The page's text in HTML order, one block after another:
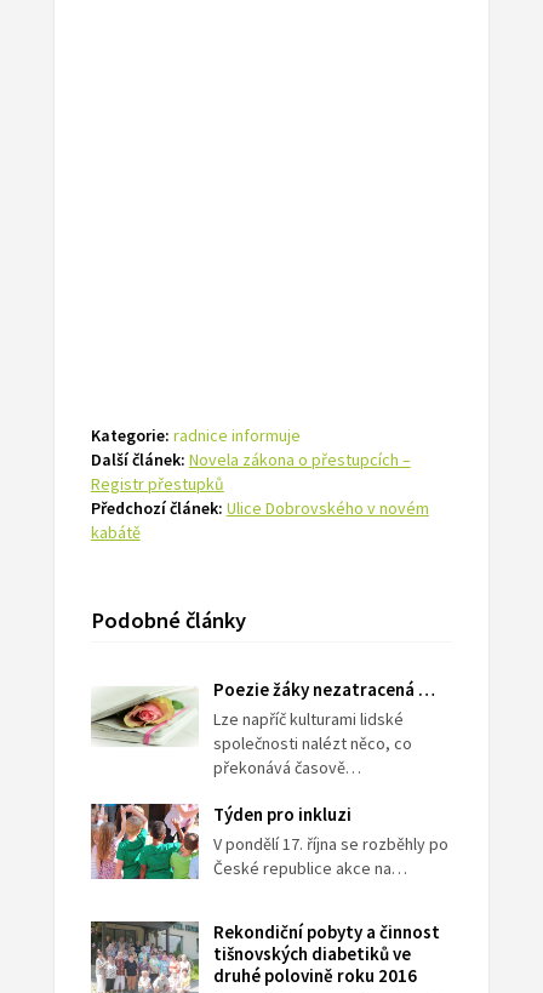
Kategorie: radnice informuje
Další článek: Novela zákona o přestupcích –
Registr přestupků
Předchozí článek: Ulice Dobrovského v novém
kabátě
Podobné články
Poezie žáky nezatracená …
Lze napříč kulturami lidské
společnosti nalézt něco, co
překonává časově…
Týden pro inkluzi
V pondělí 17. října se rozběhly po
České republice akce na…
Rekondiční pobyty a činnost
tišnovských diabetiků ve
druhé polovině roku 2016